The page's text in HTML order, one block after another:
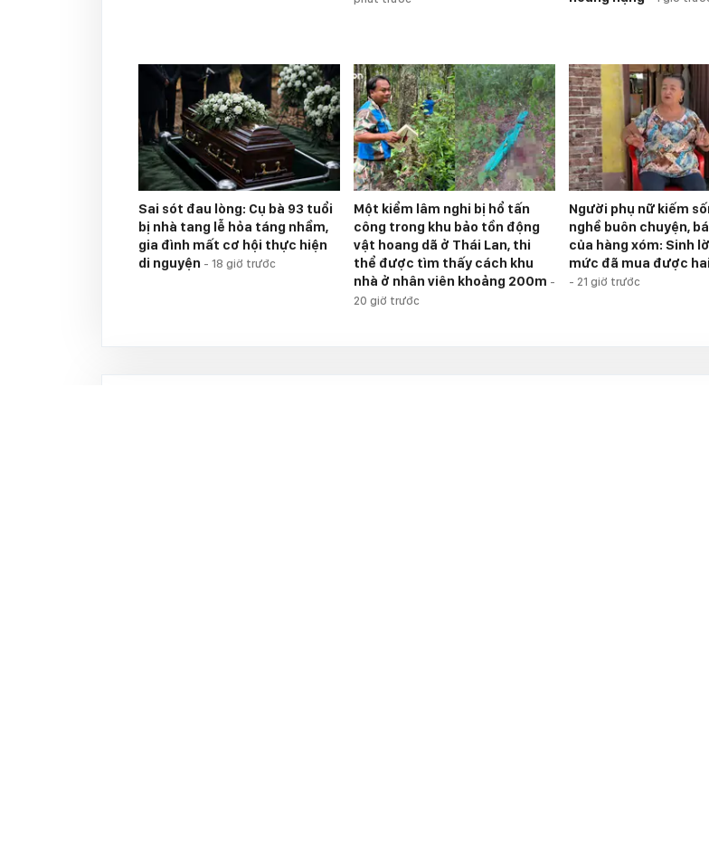
Sai sót đau lòng: Cụ bà 93 tuổi
bị nhà tang lễ hỏa táng nhầm,
gia đình mất cơ hội thực hiện
di nguyện - 18 giờ trước
Một kiểm lâm nghi bị hổ tấn
công trong khu bảo tồn động
vật hoang dã ở Thái Lan, thi
thể được tìm thấy cách khu
nhà ở nhân viên khoảng 200m -
20 giờ trước
Người phụ nữ kiếm
nghề buôn chuyện,
của hàng xóm: Sinh
mức đã mua được
- 21 giờ trước